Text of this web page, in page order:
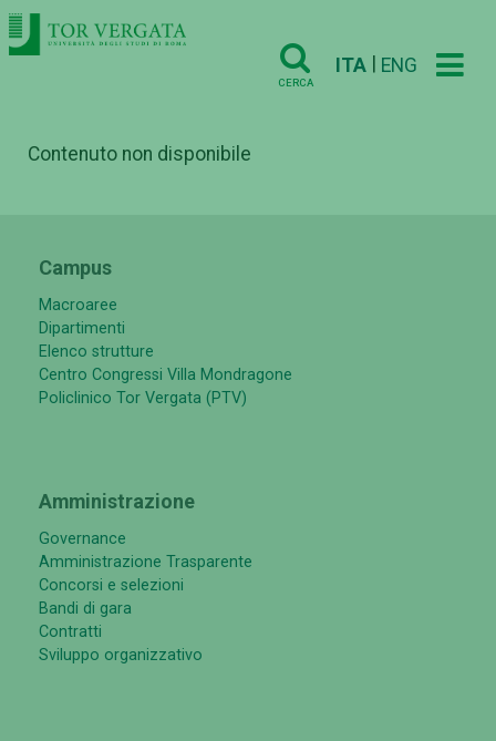
CERCA
ITA ENG
Contenuto non disponibile
Campus
Macroaree
Dipartimenti
Elenco strutture
Centro Congressi Villa Mondragone
Policlinico Tor Vergata (PTV)
Amministrazione
Governance
Amministrazione Trasparente
Concorsi e selezioni
Bandi di gara
Contratti
Sviluppo organizzativo